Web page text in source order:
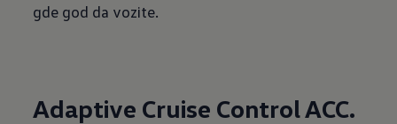
gde god da vozite.
Adaptive Cruise Control ACC.